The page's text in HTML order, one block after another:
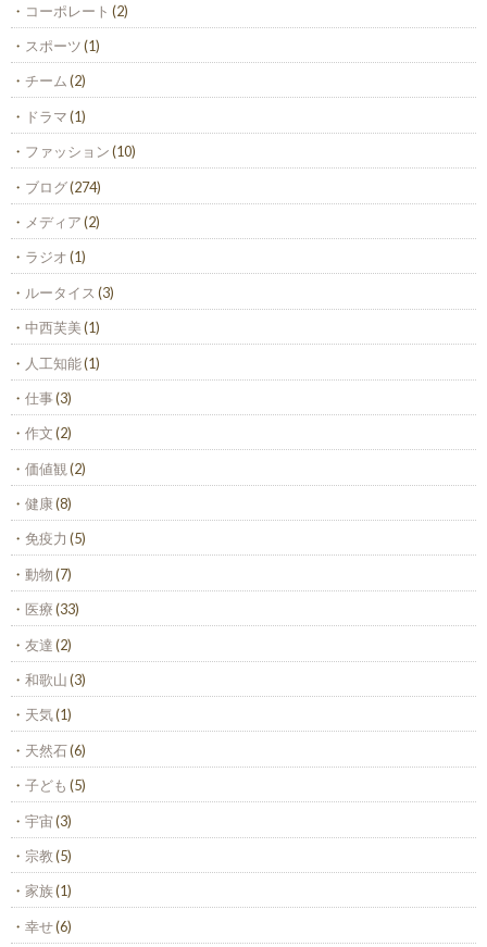
コーポレート (2)
スポーツ(1)
チーム(2)
ドラマ(1)
ファッション(10)
ブログ(274)
メディア(2)
ラジオ(1)
ルータイス (3)
中西芙美(1)
人工知能(1)
仕事(3)
作文(2)
価値観 (2)
健康(8)
免疫力 (5)
動物(7)
医療(33)
友達(2)
和歌山(3)
天気(1)
天然石(6)
子ども (5)
宇宙(3)
宗教(5)
家族(1)
幸せ(6)